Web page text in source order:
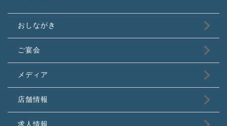
おしながき
ご宴会
メディア
店舗情報
求人情報